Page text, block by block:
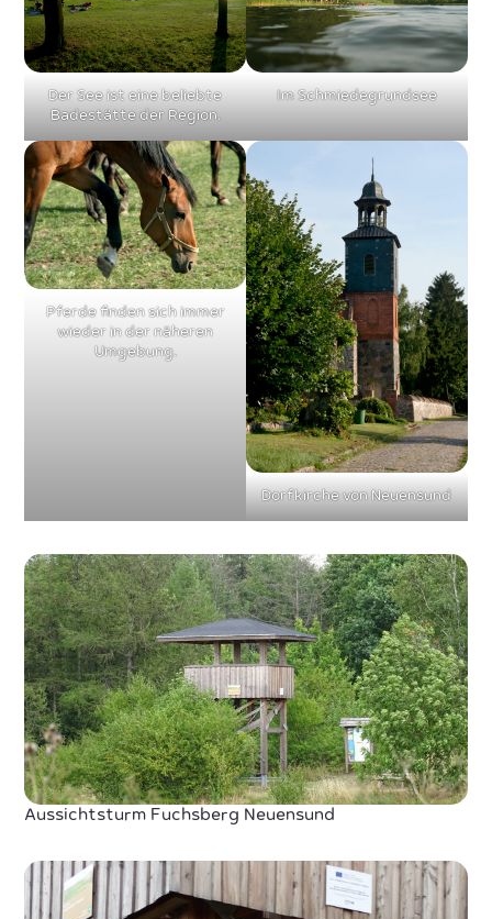
Der See ist eine beliebte
Badestätte der Region.
Im Schmiedegrundsee
Pferde finden sich immer
wieder in der näheren
Umgebung.
Dorfkirche von Neuensund
Aussichtsturm Fuchsberg Neuensund